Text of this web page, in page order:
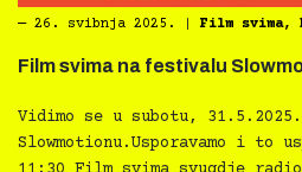
― 26. svibnja 2025. Film svima,
Film svima na festivalu
Vidimo se u subotu,
Slowmotionu.Usporavamo i to